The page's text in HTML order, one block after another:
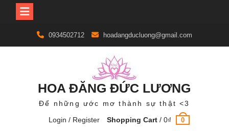
content
0934502712 hoadangducluong@gmail.com
HOA ĐĂNG ĐỨC LƯƠNG
Để những ước mơ thành sự thật <3
Login / Register
Shopping Cart /0₫ 0